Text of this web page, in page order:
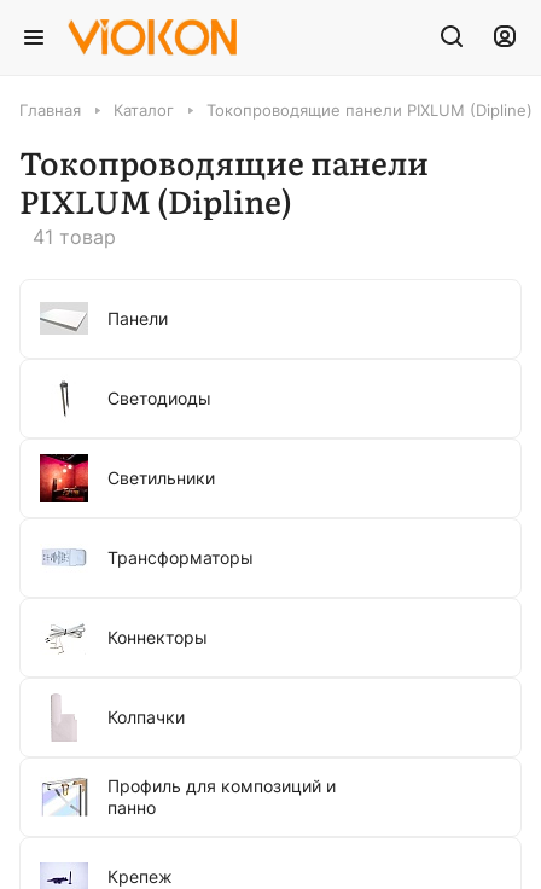
Главная Каталог Токопроводящие панели PIXLUM (Dipline)
Токопроводящие панели
PIXLUM (Dipline)
41 товар
Панели
Светодиоды
Светильники
Трансформаторы
Коннекторы
Колпачки
Профиль для композиций и
панно
Крепеж